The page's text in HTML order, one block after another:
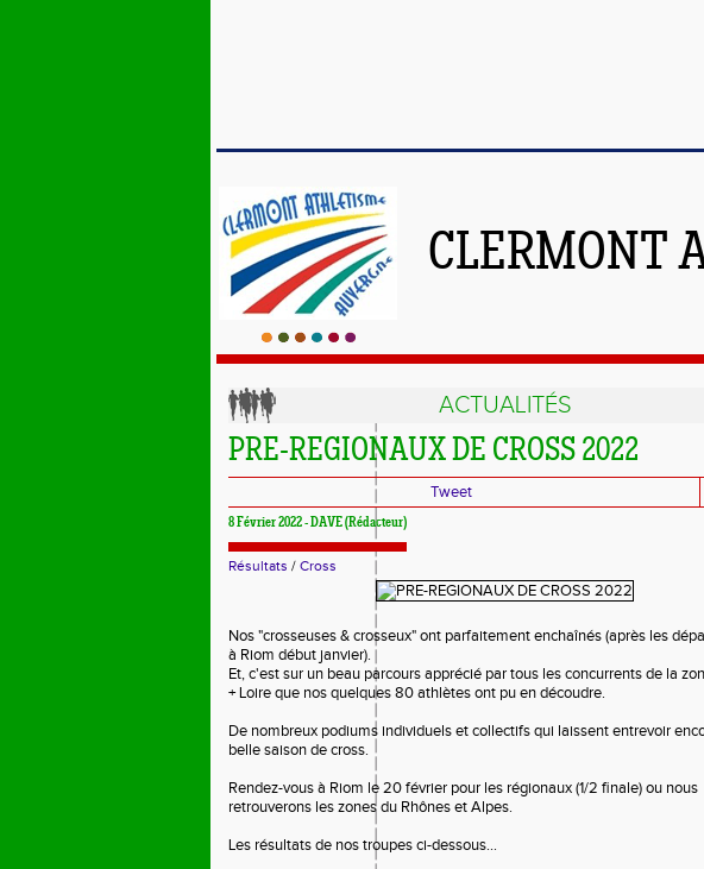
CLERMONT
ACTUALITÉS
PRE-REGIONAUX DE CROSS 2022
Tweet
8 Février 2022 - DAVE (Rédacteur)
Résultats / Cross
Nos "crosseuses & crosseux" ont parfaitement enchaînés (après les
à Riom début janvier).
Et, c'est sur un beau parcours apprécié par tous les concurrents de la
+ Loire que nos quelques 80 athlètes ont pu en découdre.
De nombreux podiums individuels et collectifs qui laissent entrevoir
belle saison de cross.
Rendez-vous à Riom le 20 février pour les régionaux (1/2 finale) ou nous
retrouverons les zones du Rhônes et Alpes.
Les résultats de nos troupes ci-dessous...